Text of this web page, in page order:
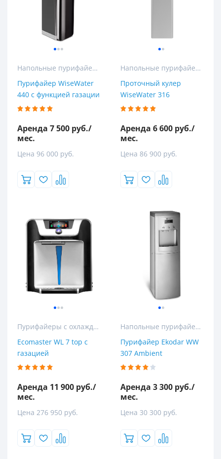
Напольные пурифайеры
Пурифайер WiseWater
440 с функцией газации
Аренда 7 500 руб./
мес.
Цена 96 000 руб.
Напольные пурифайеры
Проточный кулер
WiseWater 316
Аренда 6 600 руб./
мес.
Цена 86 900 руб.
Пурифайеры с охлаждением
Ecomaster WL 7 top с
газацией
Аренда 11 900 руб./
мес.
Цена 276 950 руб.
Напольные пурифайеры
Пурифайер Ekodar WW
307 Ambient
Аренда 3 300 руб./
мес.
Цена 30 300 руб.